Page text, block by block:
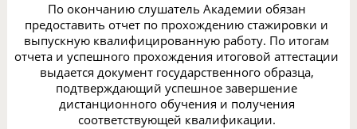
По окончанию слушатель Академии обязан
предоставить отчет по прохождению стажировки и
выпускную квалифицированную работу. По итогам
отчета и успешного прохождения итоговой аттестации
выдается документ государственного образца,
подтверждающий успешное завершение
дистанционного обучения и получения
соответствующей квалификации.